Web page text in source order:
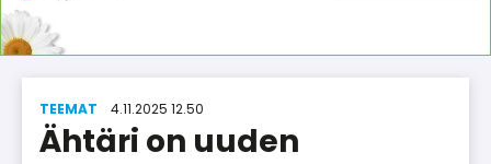
TEEMAT 4.11.2025 12.50
Ähtäri on uuden